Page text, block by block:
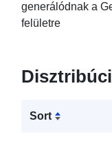
generálódnak a
felületre
Sort